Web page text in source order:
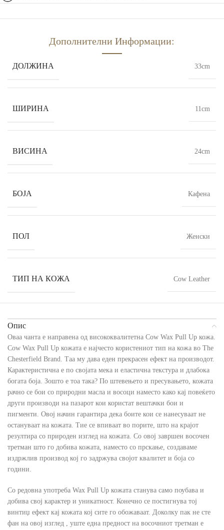
Дополнителни Информации:
ДОЛЖИНА 33cm
ШИРИНА 11cm
ВИСИНА 24cm
БОЈА Кафена
ПОЛ Женски
ТИП НА КОЖА Cow Leather
Опис
Оваа чанта е направена од висококвалитетна Cow Wax Pull Up кожа.
Cow Wax Pull Up кожата е најчесто користениот тип на кожа во The
Chesterfield Brand. Таа му дава еден прекрасен ефект на производот.
Карактеристична е по својата мека и еластична текстура и длабока
богата боја. Зошто е тоа така? По штевењето и пресувањето, кожата
рачно се бои со природни масла и восоци наместо како кај повеќето
други производи на пазарот кои користат вештачки бои и
пигменти. Овој начин гарантира дека боите кои се нанесуваат не
остануваат на кожата. Тие се впиваат во порите, што на крајот
резултира со природен изглед на кожата. Со овој завршен восочен
третман што го добива кожата, наместо со прскање, создаваме
издржлив производ кој го задржува својот квалитет и боја со
години.
Со редовна употреба Wax Pull Up кожата станува само поубава и
добива свој карактер и уникатност. Конечно се постигнува тој
винтиџ ефект кај кожата кој сите го обожаваат. Доколку пак не сте
фан на овој изглед , уште една предност на восочниот третман е